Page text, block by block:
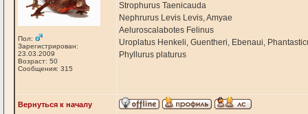
Пол:
Зарегистрирован:
23.03.2009
Возраст: 50
Сообщения: 315
Strophurus Taenicauda
Nephrurus Levis Levis, Amyae
Aeluroscalabotes Felinus
Uroplatus Henkeli, Guentheri, Ebenaui,
Phyllurus platurus
Вернуться к началу